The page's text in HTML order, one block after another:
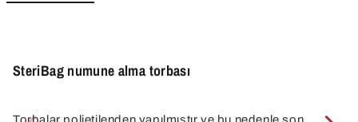
SteriBag numune alma torbası
Torbalar polietilenden yapılmıştır ve bu nedenle son